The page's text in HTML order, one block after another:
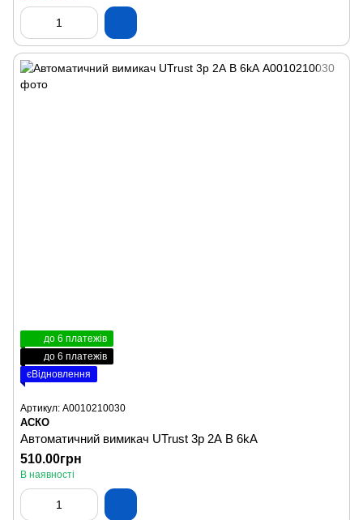
до 6 платежів
до 6 платежів
єВідновлення
Артикул: A0010210030
АСКО
Автоматичний вимикач UTrust 3р 2А B 6kА
510.00грн
В наявності